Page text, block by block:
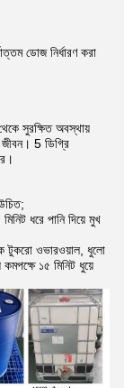
ডোজ নির্ধারণ করা
সুরক্ষিত অবস্থায়
জীবন। 5 ডিগ্রি
ধরে পানি দিয়ে মুখ
টুকরো ওভারওয়াল, ধুলো
১৫ মিনিট ধুয়ে